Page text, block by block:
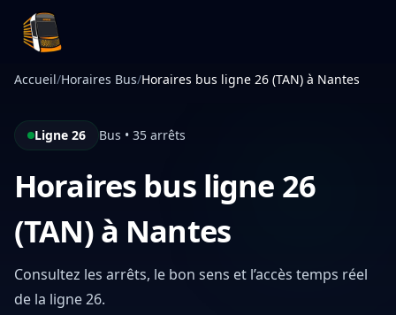
Infotan
Accueil/Horaires Bus/Horaires bus ligne 26 (TAN) à Nantes
Ligne 26 Bus • 35 arrêts
Horaires bus ligne 26
(TAN) à Nantes
Consultez les arrêts, le bon sens et l’accès temps réel
de la ligne 26.